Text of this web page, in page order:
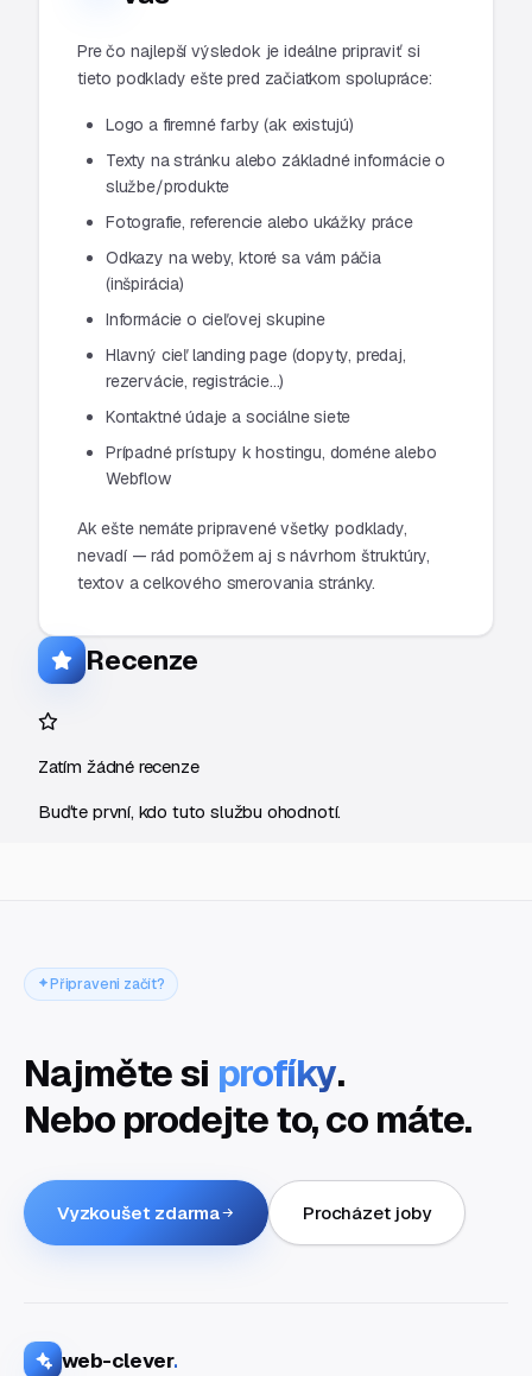
Pre čo najlepší výsledok je ideálne pripraviť si
tieto podklady ešte pred začiatkom spolupráce:
Logo a firemné farby (ak existujú)
Texty na stránku alebo základné informácie o
službe/produkte
Fotografie, referencie alebo ukážky práce
Odkazy na weby, ktoré sa vám páčia
(inšpirácia)
Informácie o cieľovej skupine
Hlavný cieľ landing page (dopyty, predaj,
rezervácie, registrácie...)
Kontaktné údaje a sociálne siete
Prípadné prístupy k hostingu, doméne alebo
Webflow
Ak ešte nemáte pripravené všetky podklady,
nevadí — rád pomôžem aj s návrhom štruktúry,
textov a celkového smerovania stránky.
Recenze
Zatím žádné recenze
Buďte první, kdo tuto službu ohodnotí.
Připraveni začít?
Najměte si profíky.
Nebo prodejte to, co máte.
Vyzkoušet zdarma Procházet joby
web-clever.